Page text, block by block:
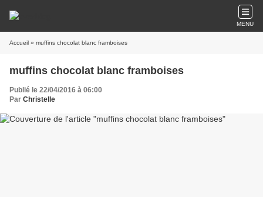
MENU
Accueil » muffins chocolat blanc framboises
muffins chocolat blanc framboises
Publié le 22/04/2016 à 06:00
Par Christelle